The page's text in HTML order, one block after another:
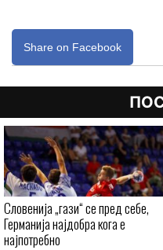
Share on Facebook
Словенија „гази“ се пред себе,
Германија најдобра кога е
најпотребно